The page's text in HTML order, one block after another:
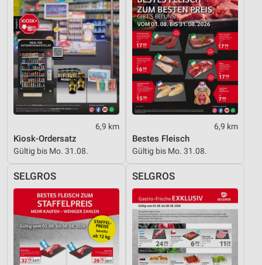
6,9 km
Kiosk-Ordersatz
Gültig bis Mo. 31.08.
6,9 km
Bestes Fleisch
Gültig bis Mo. 31.08.
SELGROS SELGROS